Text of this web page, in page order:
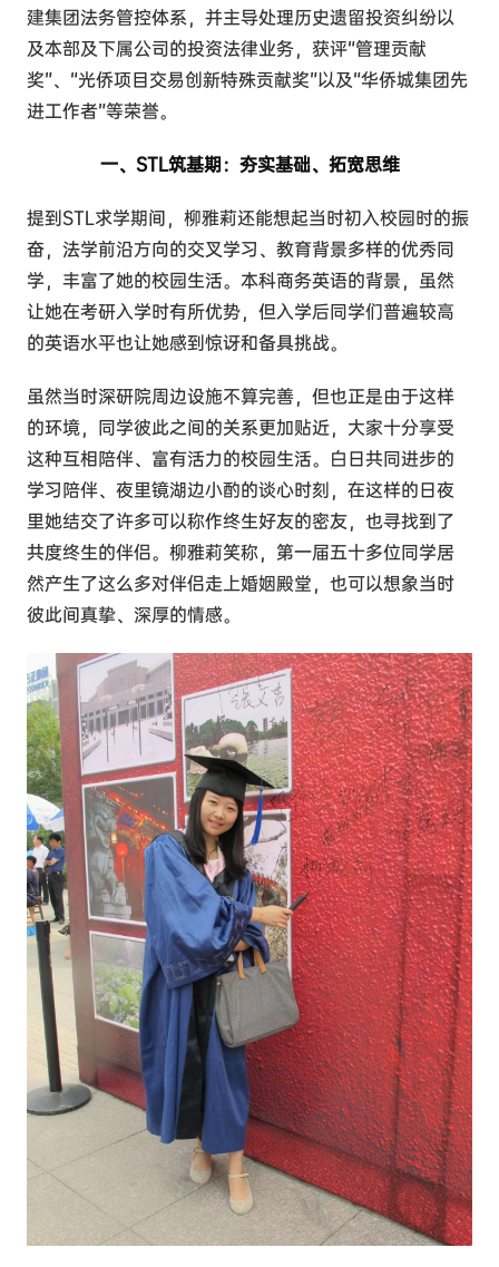
建集团法务管控体系，并主导处理历史遗留投资纠纷以
及本部及下属公司的投资法律业务，获评“管理贡献
奖”、“光侨项目交易创新特殊贡献奖”以及“华侨城集团先
进工作者”等荣誉。
一、STL筑基期：夯实基础、拓宽思维
提到STL求学期间，柳雅莉还能想起当时初入校园时的振
奋，法学前沿方向的交叉学习、教育背景多样的优秀同
学，丰富了她的校园生活。本科商务英语的背景，虽然
让她在考研入学时有所优势，但入学后同学们普遍较高
的英语水平也让她感到惊讶和备具挑战。
虽然当时深研院周边设施不算完善，但也正是由于这样
的环境，同学彼此之间的关系更加贴近，大家十分享受
这种互相陪伴、富有活力的校园生活。白日共同进步的
学习陪伴、夜里镜湖边小酌的谈心时刻，在这样的日夜
里她结交了许多可以称作终生好友的密友，也寻找到了
共度终生的伴侣。柳雅莉笑称，第一届五十多位同学居
然产生了这么多对伴侣走上婚姻殿堂，也可以想象当时
彼此间真挚、深厚的情感。